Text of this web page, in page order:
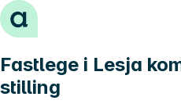
Hopp til innhold
Fastlege i Lesja
stilling